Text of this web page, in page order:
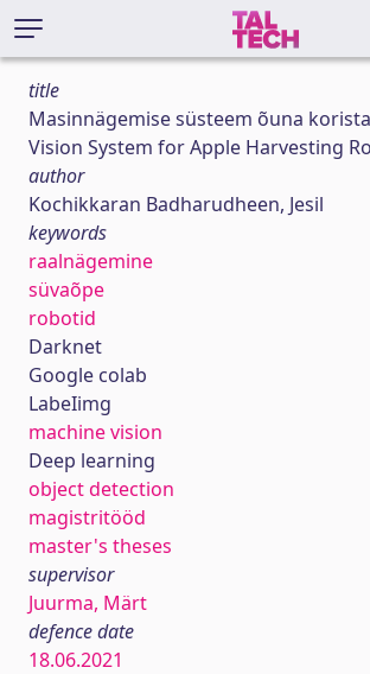
title
Masinnägemise süsteem õuna
Vision System for Apple Harvesting
author
Kochikkaran Badharudheen, Jesil
keywords
raalnägemine
süvaõpe
robotid
Darknet
Google colab
LabeIimg
machine vision
Deep learning
object detection
magistritööd
master's theses
supervisor
Juurma, Märt
defence date
18.06.2021